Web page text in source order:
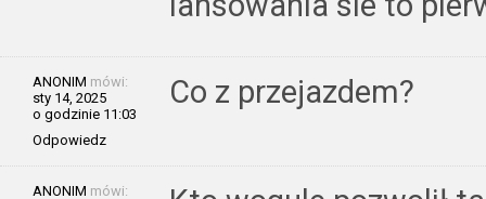
ANONIM mówi:
sty 14, 2025
o godzinie 11:03
Odpowiedz
Co z przejazdem?
ANONIM mówi: